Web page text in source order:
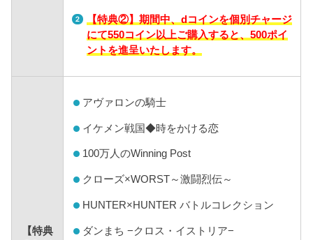
【特典②】期間中、dコインを個別チャージ
にて550コイン以上ご購入すると、500ポイ
ントを進呈いたします。
【特典
アヴァロンの騎士
イケメン戦国◆時をかける恋
100万人のWinning Post
クローズ×WORST～激闘烈伝～
HUNTER×HUNTER バトルコレクション
ダンまち −クロス・イストリア−